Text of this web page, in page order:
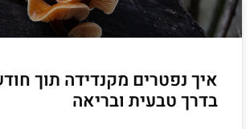
איך נפטרים מקנדידה תוך
בדרך טבעית ובריאה